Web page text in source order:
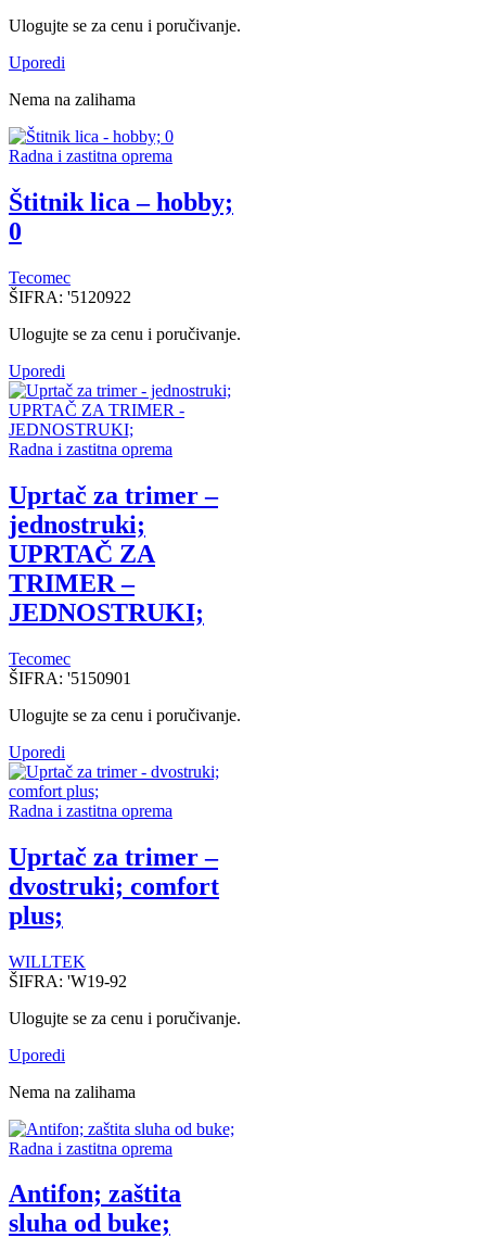
Ulogujte se za cenu i poručivanje.
Uporedi
Nema na zalihama
Radna i zastitna oprema
Štitnik lica – hobby;
0
Tecomec
ŠIFRA: '5120922
Ulogujte se za cenu i poručivanje.
Uporedi
Radna i zastitna oprema
Uprtač za trimer –
jednostruki;
UPRTAČ ZA
TRIMER –
JEDNOSTRUKI;
Tecomec
ŠIFRA: '5150901
Ulogujte se za cenu i poručivanje.
Uporedi
Radna i zastitna oprema
Uprtač za trimer –
dvostruki; comfort
plus;
WILLTEK
ŠIFRA: 'W19-92
Ulogujte se za cenu i poručivanje.
Uporedi
Nema na zalihama
Radna i zastitna oprema
Antifon; zaštita
sluha od buke;